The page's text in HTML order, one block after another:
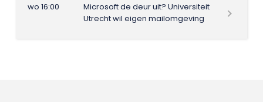
wo 16:00
Microsoft de deur uit? Universiteit
Utrecht wil eigen mailomgeving